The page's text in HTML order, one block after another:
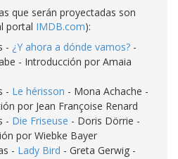
que serán proyectadas son
portal IMDB.com):
- ¿Y ahora a dónde vamos? -
- Introducción por Amaia
- Le hérisson - Mona Achache -
por Jean Françoise Renard
- Die Friseuse - Doris Dörrie -
por Wiebke Bayer
- Lady Bird - Greta Gerwig -